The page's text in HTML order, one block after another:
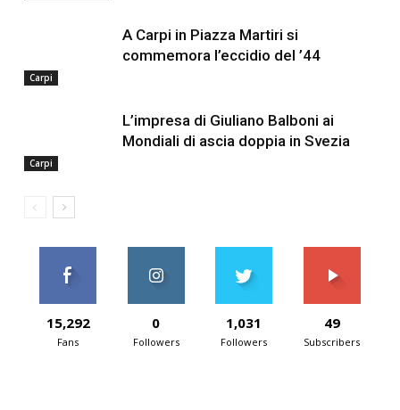
Carpi
A Carpi in Piazza Martiri si
commemora l’eccidio del ’44
Carpi
L’impresa di Giuliano Balboni ai
Mondiali di ascia doppia in Svezia
15,292
Fans
0
Followers
1,031
Followers
49
Subscribers